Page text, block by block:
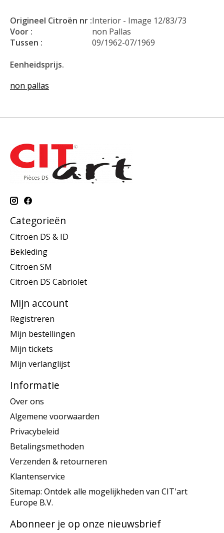
Origineel Citroën nr :Interior - Image 12/83/73
Voor :
non Pallas
Tussen :
09/1962-07/1969
Eenheidsprijs.
non pallas
Categorieën
Citroën DS & ID
Bekleding
Citroën SM
Citroën DS Cabriolet
Mijn account
Registreren
Mijn bestellingen
Mijn tickets
Mijn verlanglijst
Informatie
Over ons
Algemene voorwaarden
Privacybeleid
Betalingsmethoden
Verzenden & retourneren
Klantenservice
Sitemap: Ontdek alle mogelijkheden van CIT'art
Europe B.V.
Abonneer je op onze nieuwsbrief